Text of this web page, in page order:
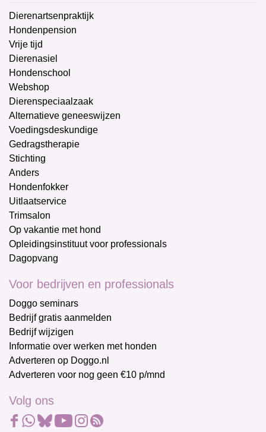
Dierenartsenpraktijk
Hondenpension
Vrije tijd
Dierenasiel
Hondenschool
Webshop
Dierenspeciaalzaak
Alternatieve geneeswijzen
Voedingsdeskundige
Gedragstherapie
Stichting
Anders
Hondenfokker
Uitlaatservice
Trimsalon
Op vakantie met hond
Opleidingsinstituut voor professionals
Dagopvang
Voor bedrijven en professionals
Doggo seminars
Bedrijf gratis aanmelden
Bedrijf wijzigen
Informatie over werken met honden
Adverteren op Doggo.nl
Adverteren voor nog geen €10 p/mnd
Volg ons